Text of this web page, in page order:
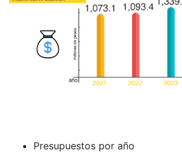
Presupuestos por año